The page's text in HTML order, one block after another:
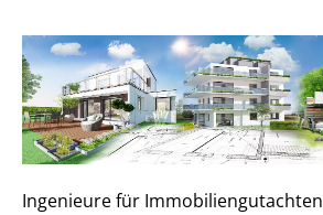
Ingenieure für